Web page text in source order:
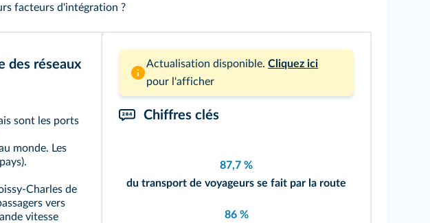
facteurs d'intégration ?
des réseaux
sont les ports
monde. Les
de
vers
vitesse
Actualisation disponible. Cliquez ici
pour l'afficher
Chiffres clés
87,7 %
du transport de voyageurs se fait par la route
86 %